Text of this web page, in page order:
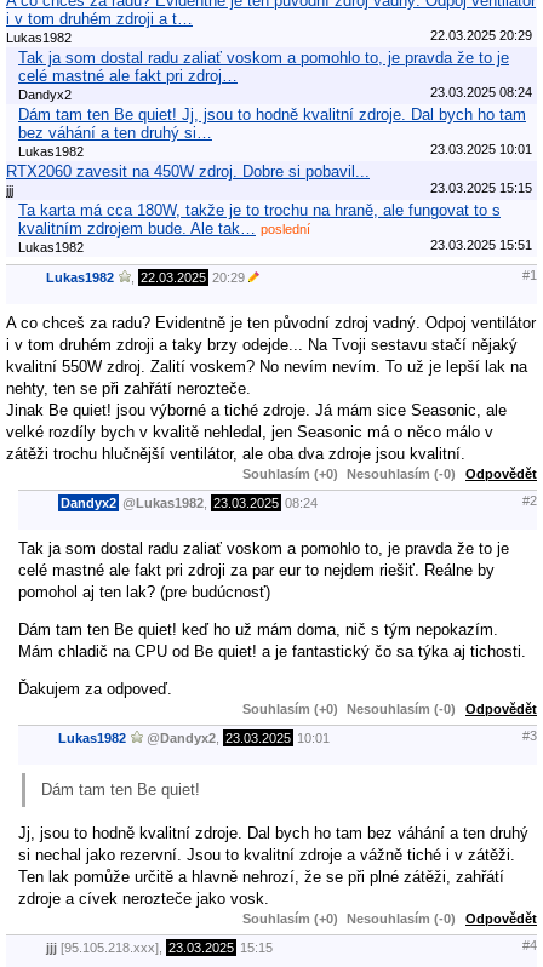
i v tom druhém zdroji a t…
Lukas1982 22.03.2025 20:29
Tak ja som dostal radu zaliať voskom a pomohlo to, je pravda že to je
celé mastné ale fakt pri zdroj…
Dandyx2 23.03.2025 08:24
Dám tam ten Be quiet! Jj, jsou to hodně kvalitní zdroje. Dal bych ho tam
bez váhání a ten druhý si…
Lukas1982 23.03.2025 10:01
RTX2060 zavesit na 450W zdroj. Dobre si pobavil...
jjj 23.03.2025 15:15
Ta karta má cca 180W, takže je to trochu na hraně, ale fungovat to s
kvalitním zdrojem bude. Ale tak…
poslední
Lukas1982
23.03.2025 15:51
Lukas1982 22.03.2025 20:29 #1
A co chceš za radu? Evidentně je ten původní zdroj vadný. Odpoj ventilátor
i v tom druhém zdroji a taky brzy odejde... Na Tvoji sestavu stačí nějaký
kvalitní 550W zdroj. Zalití voskem? No nevím nevím. To už je lepší lak na
nehty, ten se při zahřátí nerozteče.
Jinak Be quiet! jsou výborné a tiché zdroje. Já mám sice Seasonic, ale
velké rozdíly bych v kvalitě nehledal, jen Seasonic má o něco málo v
zátěži trochu hlučnější ventilátor, ale oba dva zdroje jsou kvalitní.
Souhlasím (+0) Nesouhlasím (-0) Odpovědět
Dandyx2 @Lukas1982 23.03.2025 08:24 #2
Tak ja som dostal radu zaliať voskom a pomohlo to, je pravda že to je
celé mastné ale fakt pri zdroji za par eur to nejdem riešiť. Reálne by
pomohol aj ten lak? (pre budúcnosť)
Dám tam ten Be quiet! keď ho už mám doma, nič s tým nepokazím.
Mám chladič na CPU od Be quiet! a je fantastický čo sa týka aj tichosti.
Ďakujem za odpoveď.
Souhlasím (+0) Nesouhlasím (-0) Odpovědět
Lukas1982 @Dandyx2 23.03.2025 10:01 #3
Dám tam ten Be quiet!
Jj, jsou to hodně kvalitní zdroje. Dal bych ho tam bez váhání a ten druhý
si nechal jako rezervní. Jsou to kvalitní zdroje a vážně tiché i v zátěži.
Ten lak pomůže určitě a hlavně nehrozí, že se při plné zátěži, zahřátí
zdroje a cívek nerozteče jako vosk.
Souhlasím (+0) Nesouhlasím (-0) Odpovědět
jjj [95.105.218.xxx], 23.03.2025 15:15 #4